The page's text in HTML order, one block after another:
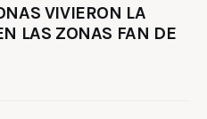
VIVIERON LA
LAS ZONAS FAN DE